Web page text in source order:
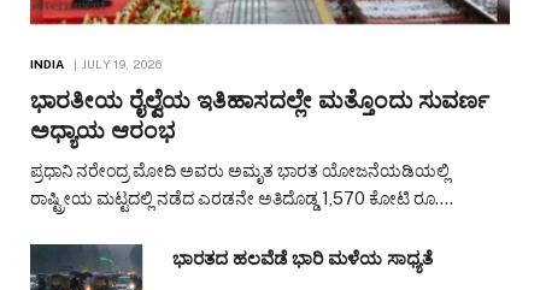
INDIA JULY 19, 2026
ಭಾರತೀಯ ರೈಲ್ವೆಯ ಇತಿಹಾಸದಲ್ಲೇ ಮತ್ತೊಂದು ಸುವರ್ಣ
ಅಧ್ಯಾಯ ಆರಂಭ
ಪ್ರಧಾನಿ ನರೇಂದ್ರ ಮೋದಿ ಅವರು ಅಮೃತ ಭಾರತ ಯೋಜನೆಯಡಿಯಲ್ಲಿ
ರಾಷ್ಟ್ರೀಯ ಮಟ್ಟದಲ್ಲಿ ನಡೆದ ಎರಡನೇ ಅತಿದೊಡ್ಡ 1,570 ಕೋಟಿ ರೂ.…
ಭಾರತದ ಹಲವೆಡೆ ಭಾರಿ ಮಳೆಯ ಸಾಧ್ಯತೆ